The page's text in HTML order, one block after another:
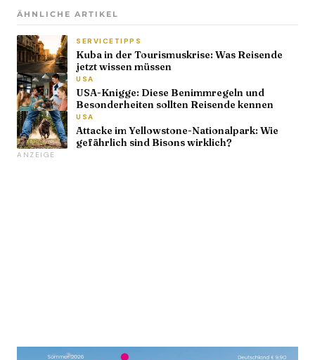
ÄHNLICHE ARTIKEL
SERVICETIPPS
Kuba in der Tourismuskrise: Was Reisende
jetzt wissen müssen
USA
USA-Knigge: Diese Benimmregeln und
Besonderheiten sollten Reisende kennen
USA
Attacke im Yellowstone-Nationalpark: Wie
gefährlich sind Bisons wirklich?
ANZEIGE